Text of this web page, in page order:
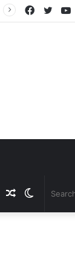
Facebook
Switch
Random
Google